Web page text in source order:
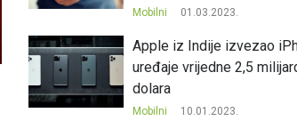
Mobilni 01.03.2023.
Apple iz Indije izvezao
uređaje vrijedne 2,5
dolara
Mobilni 10.01.2023.